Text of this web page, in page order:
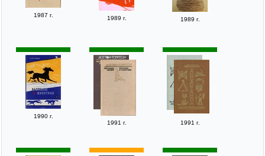
1987 г. 1989 г. 1989 г.
1990 г.
1991 г.
1991 г.